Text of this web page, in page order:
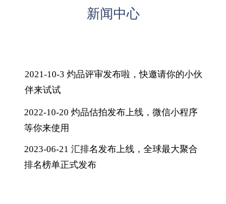
新闻中心
2023-06-21 汇排名发布上线，全球最大聚合
排名榜单正式发布
2022-10-20 灼品估拍发布上线，微信小程序
等你来使用
2021-10-3 灼品评审发布啦，快邀请你的小伙
伴来试试